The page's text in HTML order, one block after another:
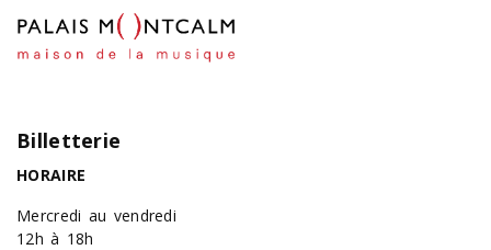
Billetterie
HORAIRE
Mercredi au vendredi
12h à 18h